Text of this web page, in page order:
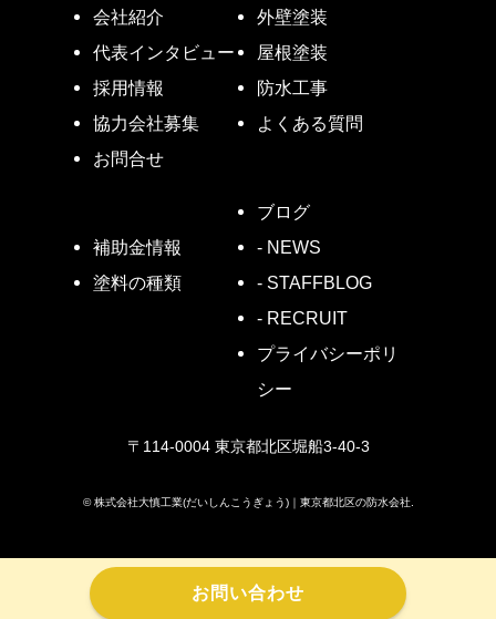
お問い合わせ
会社紹介
代表インタビュー
採用情報
協力会社募集
お問合せ
外壁塗装
屋根塗装
防水工事
よくある質問
補助金情報
塗料の種類
ブログ
- NEWS
- STAFFBLOG
- RECRUIT
プライバシーポリ
シー
〒114-0004 東京都北区堀船3-40-3
©株式会社大慎工業(だいしんこうぎょう)｜東京都北区の防水会社.